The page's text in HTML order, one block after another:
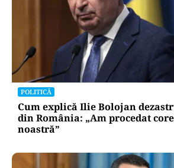
POLITICĂ
Cum explică Ilie Bolojan
din România: „Am procedat
noastră”